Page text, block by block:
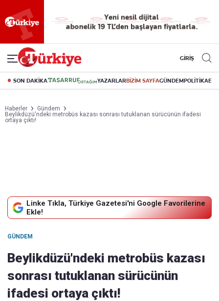
Yeni nesil dijital
abonelik 19 TL’den başlayan fiyatlarla.
GİRİŞ
SON DAKİKA YAZARLARBİZİM SAYFAGÜNDEMPOLİTİKA
Haberler
Gündem
Beylikdüzü'ndeki metrobüs kazası sonrası tutuklanan sürücünün ifadesi
ortaya çıktı!
Linke Tıkla, Türkiye Gazetesi'ni Google Favorilerine
Ekle!
GÜNDEM
Beylikdüzü'ndeki metrobüs kazası
sonrası tutuklanan sürücünün
ifadesi ortaya çıktı!